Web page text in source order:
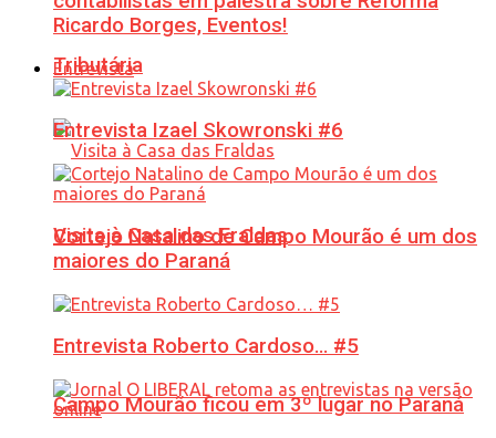
Tributária
Visita à Casa das Fraldas
Campo Mourão ficou em 3º lugar no Paraná
Ricardo Borges, Eventos!
Entrevista
Entrevista Izael Skowronski #6
Cortejo Natalino de Campo Mourão é um dos
maiores do Paraná
Entrevista Roberto Cardoso… #5